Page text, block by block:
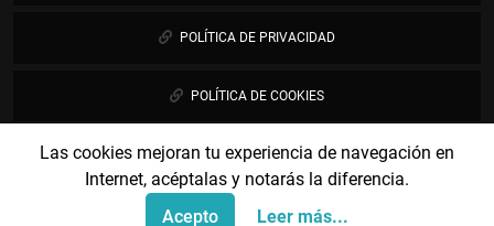
Las cookies mejoran tu experiencia de navegación en
Internet, acéptalas y notarás la diferencia.
Acepto
Leer más...
POLÍTICA DE PRIVACIDAD
POLÍTICA DE COOKIES
PUBLICIDAD
CONTÁCTANOS